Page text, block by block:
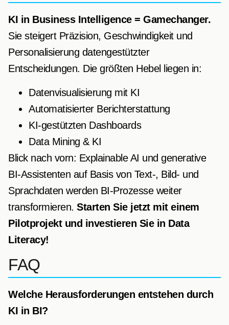
KI in Business Intelligence = Gamechanger.
Sie steigert Präzision, Geschwindigkeit und
Personalisierung datengestützter
Entscheidungen. Die größten Hebel liegen in:
Datenvisualisierung mit KI
Automatisierter Berichterstattung
KI-gestützten Dashboards
Data Mining & KI
Blick nach vorn: Explainable AI und generative
BI-Assistenten auf Basis von Text-, Bild- und
Sprachdaten werden BI-Prozesse weiter
transformieren. Starten Sie jetzt mit einem
Pilotprojekt und investieren Sie in Data
Literacy!
FAQ
Welche Herausforderungen entstehen durch
KI in BI?